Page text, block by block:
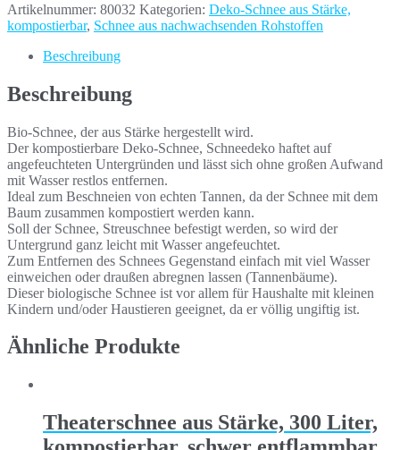
Artikelnummer: 80032 Kategorien: Deko-Schnee aus Stärke,
kompostierbar, Schnee aus nachwachsenden Rohstoffen
Beschreibung
Beschreibung
Bio-Schnee, der aus Stärke hergestellt wird.
Der kompostierbare Deko-Schnee, Schneedeko haftet auf
angefeuchteten Untergründen und lässt sich ohne großen Aufwand
mit Wasser restlos entfernen.
Ideal zum Beschneien von echten Tannen, da der Schnee mit dem
Baum zusammen kompostiert werden kann.
Soll der Schnee, Streuschnee befestigt werden, so wird der
Untergrund ganz leicht mit Wasser angefeuchtet.
Zum Entfernen des Schnees Gegenstand einfach mit viel Wasser
einweichen oder draußen abregnen lassen (Tannenbäume).
Dieser biologische Schnee ist vor allem für Haushalte mit kleinen
Kindern und/oder Haustieren geeignet, da er völlig ungiftig ist.
Ähnliche Produkte
Theaterschnee aus Stärke, 300 Liter,